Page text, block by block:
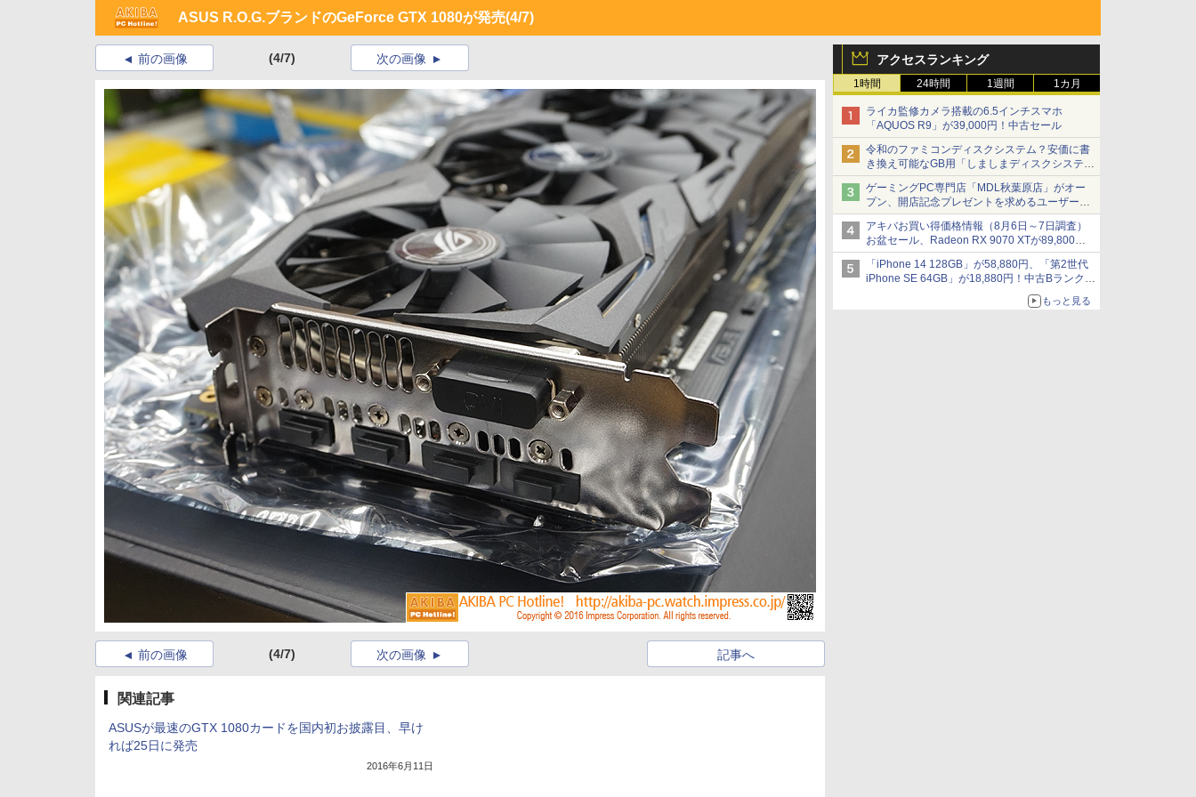
ASUS R.O.G.ブランドのGeForce GTX 1080が発売(4/7)
アクセスランキング
1時間 24時間 1週間 1カ月
ライカ監修カメラ搭載の6.5インチスマホ
「AQUOS R9」が39,000円！中古セール
令和のファミコンディスクシステム？安価に書
き換え可能なGB用「しましまディスクシステ
ム」
ゲーミングPC専門店「MDL秋葉原店」がオー
プン、開店記念プレゼントを求めるユーザーが
押し寄せ長蛇の列に
アキバお買い得価格情報（8月6日～7日調査）
お盆セール、Radeon RX 9070 XTが89,800
円、水平周波数24.8kHz対応の17型モニターが
9,801円、暑さ指数連動セール ほか
「iPhone 14 128GB」が58,880円、「第2世代
iPhone SE 64GB」が18,880円！中古Bランク品
もっと見る
前の画像 (4/7) 次の画像
前の画像 (4/7) 記事へ
次の画像
関連記事
ASUSが最速のGTX 1080カードを国内初お披露目、早け
れば25日に発売
2016年6月11日